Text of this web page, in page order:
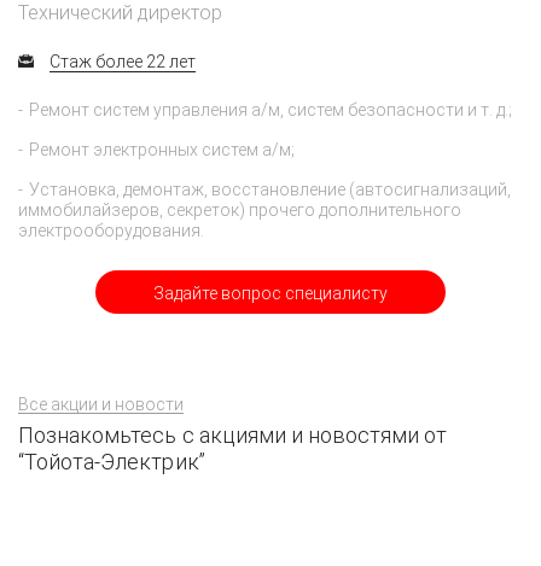
Задайте вопрос специалисту
Технический директор
Стаж более 22 лет
Ремонт систем управления а/м, систем безопасности и т. д.;
Ремонт электронных систем а/м;
Установка, демонтаж, восстановление (автосигнализаций,
иммобилайзеров, секреток) прочего дополнительного
электрооборудования.
Все акции и новости
Познакомьтесь с акциями и новостями от
“Тойота-Электрик”